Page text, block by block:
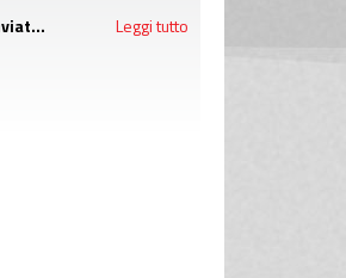
- WhatsApp: ogni giorno inviati 7 miliardi di messaggi vocali
Leggi tutto